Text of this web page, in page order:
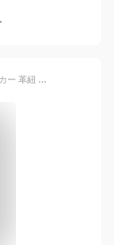
楽天が発送 on ペンダント専用 レザー チョーカー 革紐 黒[40cm 45cm 50cm 60cm]幅4mm メンズ ステンレス 編み込み ブラック ネックレス 本革 皮 ひも バイカーズ 首輪[logi]